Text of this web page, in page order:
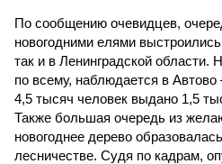
По сообщению очевидцев,
новогодними елями
так и в Ленинградской
по всему, наблюдается в Автово
4,5 тысяч человек выдано 1,5
Также большая очередь из
новогоднее дерево
лесничестве. Судя по кадрам,